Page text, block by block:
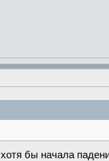
бы начала